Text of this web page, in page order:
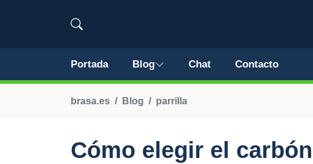
Portada Blog Chat Contacto
brasa.es Blog parrilla
Cómo elegir el